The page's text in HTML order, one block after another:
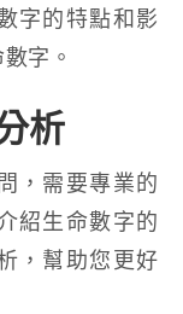
字的特點和影
字。
析
，需要專業的
紹生命數字的
，幫助您更好